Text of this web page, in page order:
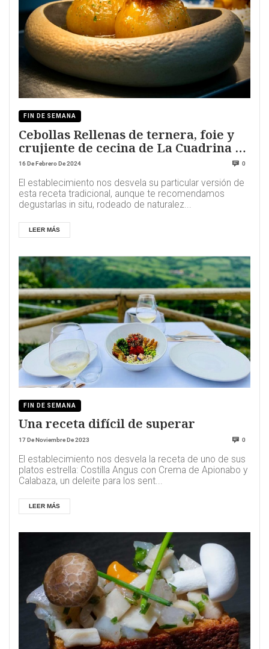
FIN DE SEMANA
Cebollas Rellenas de ternera, foie y
crujiente de cecina de La Cuadrina de
Tanislao
16 De Febrero De 2024 0
El establecimiento nos desvela su particular versión de
esta receta tradicional, aunque te recomendamos
degustarlas in situ, rodeado de naturalez...
LEER MÁS
FIN DE SEMANA
Una receta difícil de superar
17 De Noviembre De 2023 0
El establecimiento nos desvela la receta de uno de sus
platos estrella: Costilla Angus con Crema de Apionabo y
Calabaza, un deleite para los sent...
LEER MÁS